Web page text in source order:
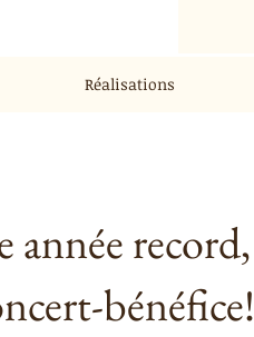
Réalisations
année record,
bénéfice!